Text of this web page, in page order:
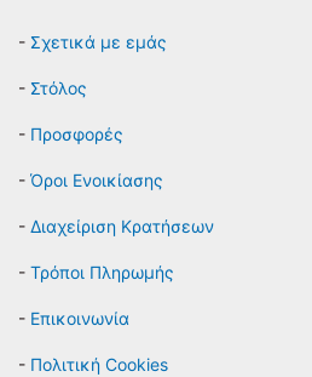
- Σχετικά με εμάς
- Στόλος
- Προσφορές
- Όροι Ενοικίασης
- Διαχείριση Κρατήσεων
- Τρόποι Πληρωμής
- Επικοινωνία
- Πολιτική Cookies